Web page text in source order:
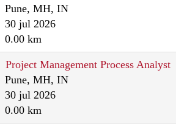
Pune, MH, IN
30 jul 2026
0.00 km
Project Management Process Analyst
Pune, MH, IN
30 jul 2026
0.00 km